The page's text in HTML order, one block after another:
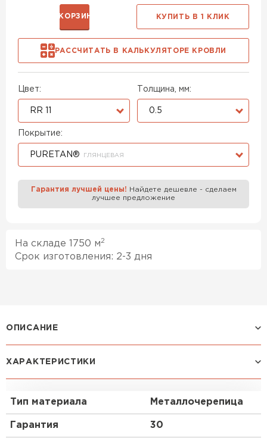
Цвет:
RR 11
Толщина, мм:
0.5
Покрытие:
PURETAN® ГЛЯНЦЕВАЯ
РАССЧИТАТЬ В КАЛЬКУЛЯТОРЕ КРОВЛИ
В КОРЗИНУ КУПИТЬ В 1 КЛИК
Гарантия лучшей цены! Найдете дешевле - сделаем
лучшее предложение
На складе 1750 м 2
Срок изготовления: 2-3 дня
ОПИСАНИЕ
Профиль МОНТЕКРИСТО:
эксплуатации в разных типах строительства или
климатических условиях. Этот профиль эстетично
выглядит на скатах большой и малой площади,
акцентируя красоту всех видов крыши. Длина и
ХАРАКТЕРИСТИКИ
Тип материала Металлочерепица
Гарантия 30
Профилированный лист